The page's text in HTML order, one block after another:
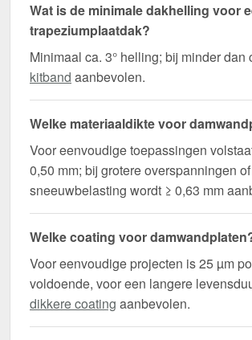
Wat is de minimale dakhelling voor
trapeziumplaatdak?
Minimaal ca. 3° helling; bij minder dan
kitband aanbevolen.
Welke materiaaldikte voor
Voor eenvoudige toepassingen
0,50 mm; bij grotere overspanningen
sneeuwbelasting wordt ≥ 0,63 mm
Welke coating voor
Voor eenvoudige projecten is 25 µm
voldoende, voor een langere
dikkere coating aanbevolen.